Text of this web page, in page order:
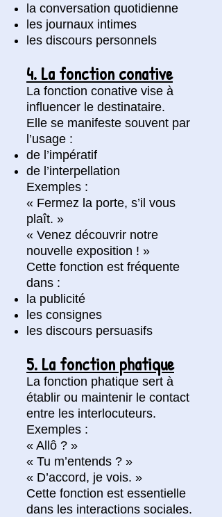
la conversation quotidienne
les journaux intimes
les discours personnels
4. La fonction conative
La fonction conative vise à
influencer le destinataire.
Elle se manifeste souvent par
l’usage :
de l’impératif
de l’interpellation
Exemples :
« Fermez la porte, s’il vous
plaît. »
« Venez découvrir notre
nouvelle exposition ! »
Cette fonction est fréquente
dans :
la publicité
les consignes
les discours persuasifs
5. La fonction phatique
La fonction phatique sert à
établir ou maintenir le contact
entre les interlocuteurs.
Exemples :
« Allô ? »
« Tu m’entends ? »
« D’accord, je vois. »
Cette fonction est essentielle
dans les interactions sociales.